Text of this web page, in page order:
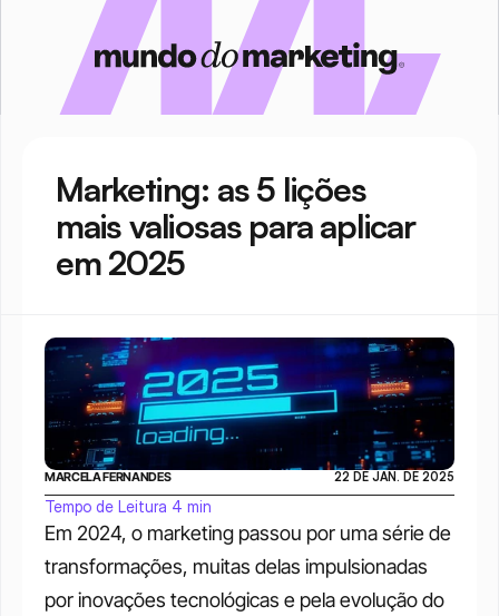
Marketing: as 5 lições
mais valiosas para aplicar
em 2025
Em 2024, o marketing passou por uma série de
transformações, muitas delas impulsionadas
por inovações tecnológicas e pela evolução do
MARCELA FERNANDES 22 DE JAN. DE 2025
Tempo de Leitura 4 min